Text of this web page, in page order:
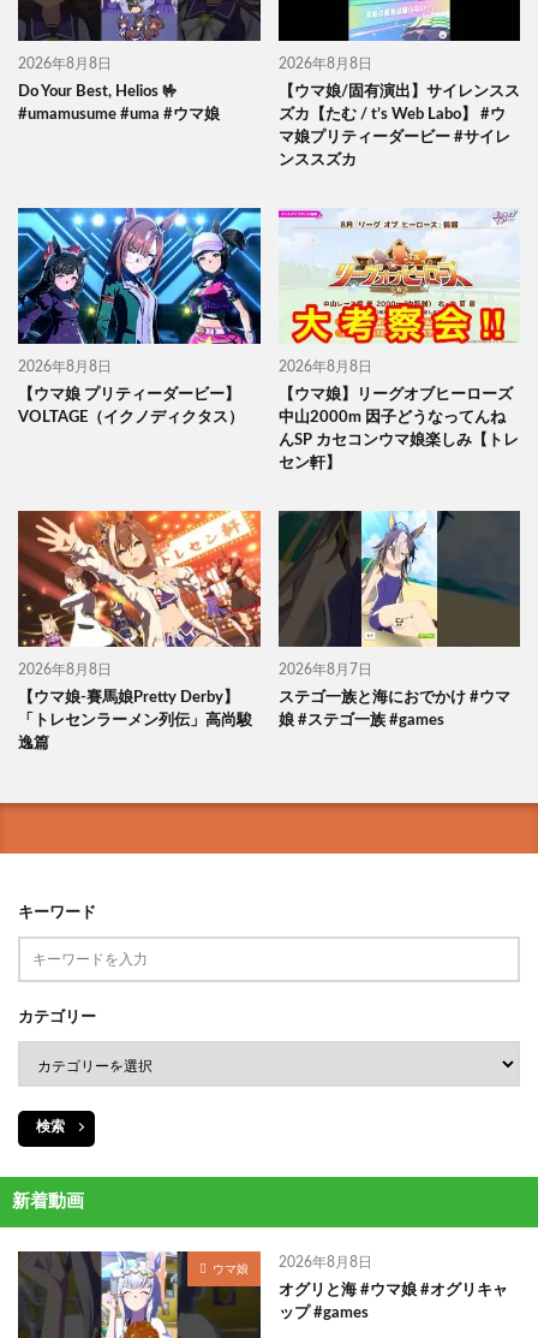
2026年8月8日
Do Your Best, Helios 🤟
#umamusume #uma #ウマ娘
2026年8月8日
【ウマ娘/固有演出】サイレンスス
ズカ【たむ / t’s Web Labo】 #ウ
マ娘プリティーダービー #サイレ
ンススズカ
2026年8月8日
【ウマ娘 プリティーダービー】
VOLTAGE（イクノディクタス）
2026年8月8日
【ウマ娘】リーグオブヒーローズ
中山2000m 因子どうなってんね
んSP カセコンウマ娘楽しみ【トレ
セン軒】
2026年8月8日
【ウマ娘-賽馬娘Pretty Derby】
「トレセンラーメン列伝」高尚駿
逸篇
2026年8月7日
ステゴ一族と海におでかけ #ウマ
娘 #ステゴ一族 #games
キーワード
カテゴリー
検索
新着動画
ウマ娘 2026年8月8日
オグリと海 #ウマ娘 #オグリキャ
ップ #games